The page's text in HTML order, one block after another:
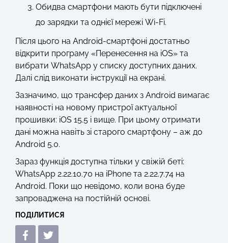
Обидва смартфони мають бути підключені
до зарядки та однієї мережі Wi-Fi.
Після цього на Android-смартфоні достатньо
відкрити програму «Перенесення на iOS» та
вибрати WhatsApp у списку доступних даних.
Далі слід виконати інструкції на екрані.
Зазначимо, що трансфер даних з Android вимагає
наявності на новому пристрої актуальної
прошивки: iOS 15.5 і вище. При цьому отримати
дані можна навіть зі старого смартфону – аж до
Android 5.0.
Зараз функція доступна тільки у свіжій беті:
WhatsApp 2.22.10.70 на iPhone та 2.22.7.74 на
Android. Поки що невідомо, коли вона буде
запроваджена на постійній основі.
ПОДІЛИТИСЯ